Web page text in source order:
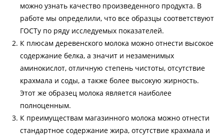
можно узнать качество произведенного продукта. В
работе мы определили, что все образцы соответствуют
ГОСТу по ряду исследуемых показателей.
К плюсам деревенского молока можно отнести высокое
содержание белка, а значит и незаменимых
аминокислот, отличную степень чистоты, отсутствие
крахмала и соды, а также более высокую жирность.
Этот же образец молока является наиболее
полноценным.
К преимуществам магазинного молока можно отнести
стандартное содержание жира, отсутствие крахмала и